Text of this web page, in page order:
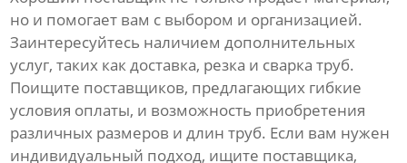
но и помогает вам с выбором и организацией.
Заинтересуйтесь наличием дополнительных
услуг, таких как доставка, резка и сварка труб.
Поищите поставщиков, предлагающих гибкие
условия оплаты, и возможность приобретения
различных размеров и длин труб. Если вам нужен
индивидуальный подход, ищите поставщика,